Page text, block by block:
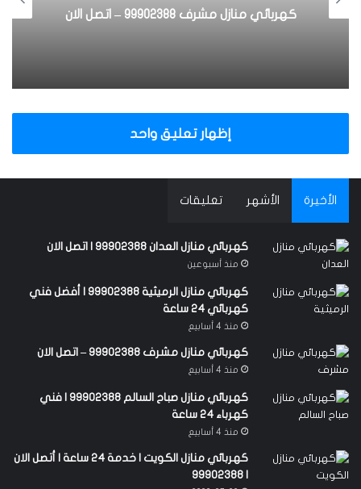
يكهربائي منازل مشرف 99902388 – اتصل الان
إظهار تعليق واحد
الأخيرة الأشهر تعليقات
كهربائي منازل العدان 99902388 | اتصل الان
منذ أسبوعين
كهربائي منازل الرميثية 99902388 | أفضل فني
كهربائي 24 ساعة
منذ 4 أسابيع
كهربائي منازل مشرف 99902388 – اتصل الان
منذ 4 أسابيع
كهربائي منازل صباح السالم 99902388 | فني
كهرباء 24 ساعة
منذ 4 أسابيع
كهربائي منازل الكويت | خدمة 24 ساعة | أتصل الان